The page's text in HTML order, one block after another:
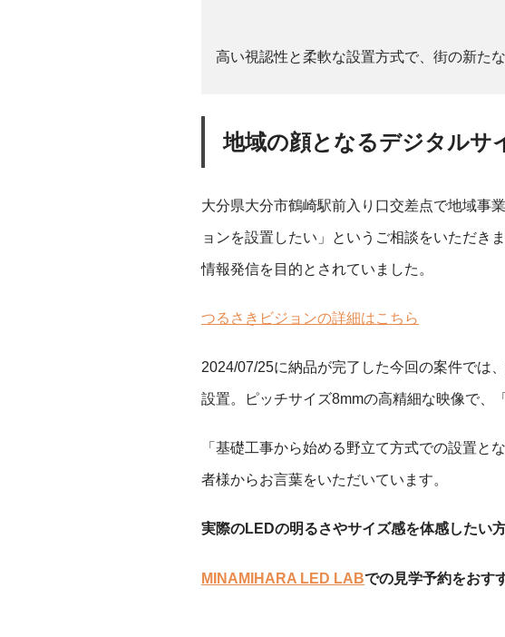
高い視認性と柔軟な設置方式で、街の新た
地域の顔となるデジタルサ
大分県大分市鶴崎駅前入り口交差点で地域事
ョンを設置したい」というご相談をいただき
情報発信を目的とされていました。
つるさきビジョンの詳細はこちら
2024/07/25に納品が完了した今回の案件では
設置。ピッチサイズ8mmの高精細な映像で、
「基礎工事から始める野立て方式での設置
者様からお言葉をいただいています。
実際のLEDの明るさやサイズ感を体感したい方
MINAMIHARA LED LABでの見学予約をおす